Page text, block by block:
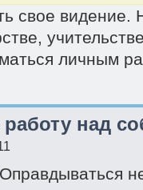
свое
личным
над